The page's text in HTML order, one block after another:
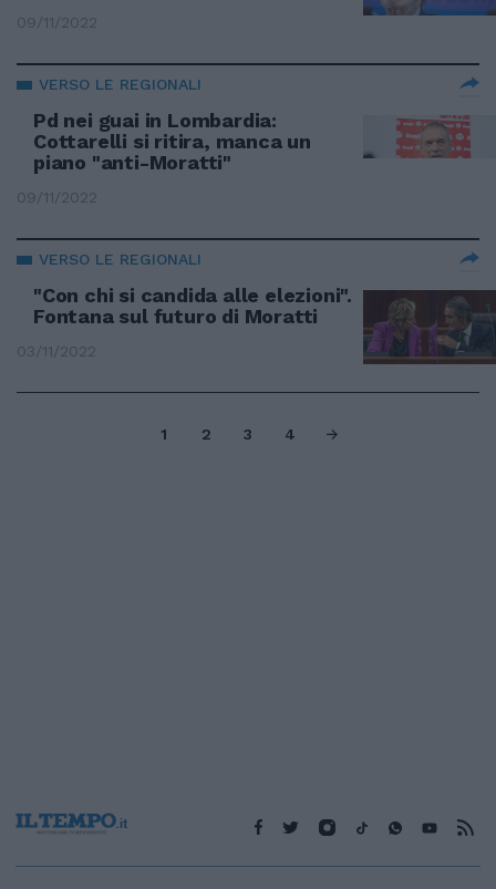
09/11/2022
VERSO LE REGIONALI
Pd nei guai in Lombardia:
Cottarelli si ritira, manca un
piano "anti-Moratti"
09/11/2022
VERSO LE REGIONALI
"Con chi si candida alle elezioni".
Fontana sul futuro di Moratti
03/11/2022
1 2 3 4